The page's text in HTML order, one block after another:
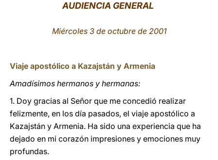
AUDIENCIA GENERAL
Miércoles 3 de octubre de 2001
Viaje apostólico a Kazajstán y Armenia
Amadísimos hermanos y hermanas:
1. Doy gracias al Señor que me concedió realizar
felizmente, en los día pasados, el viaje apostólico a
Kazajstán y Armenia. Ha sido una experiencia que ha
dejado en mi corazón impresiones y emociones muy
profundas.